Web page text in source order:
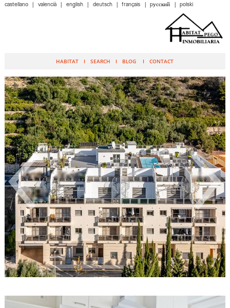
HABITAT SEARCH BLOG CONTACT
castellano valencià english deutsch français pусский polski